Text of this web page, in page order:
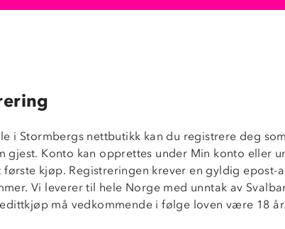
i Stormbergs nettbutikk kan du registrere deg
gjest. Konto kan opprettes under Min konto eller
kjøp. Registreringen krever en gyldig epost-
Vi leverer til hele Norge med unntak av
må vedkommende i følge loven være 18 år.